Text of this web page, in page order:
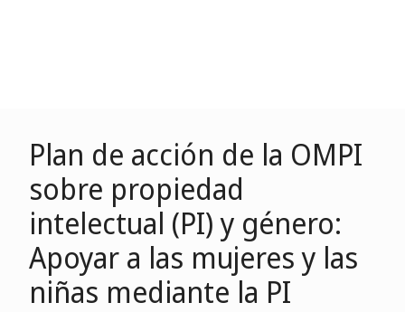
Plan de acción de la OMPI
sobre propiedad
intelectual (PI) y género:
Apoyar a las mujeres y las
niñas mediante la PI